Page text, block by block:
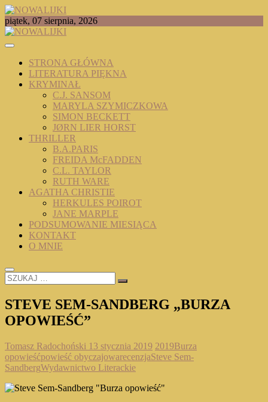
Skip
to
content
NOWALIJKI
TOMASZ RADOCHOŃSKI PISZE O KSIĄŻKACH
piątek, 07 sierpnia, 2026
STRONA GŁÓWNA
LITERATURA PIĘKNA
KRYMINAŁ
C.J. SANSOM
MARYLA SZYMICZKOWA
SIMON BECKETT
JØRN LIER HORST
THRILLER
B.A.PARIS
FREIDA McFADDEN
C.L. TAYLOR
RUTH WARE
AGATHA CHRISTIE
HERKULES POIROT
JANE MARPLE
PODSUMOWANIE MIESIĄCA
KONTAKT
O MNIE
SZUKAJ
…
STEVE SEM-SANDBERG „BURZA
OPOWIEŚĆ”
Tomasz Radochoński 13 stycznia 2019 2019Burza
opowieśćpowieść obyczajowarecenzjaSteve Sem-
SandbergWydawnictwo Literackie